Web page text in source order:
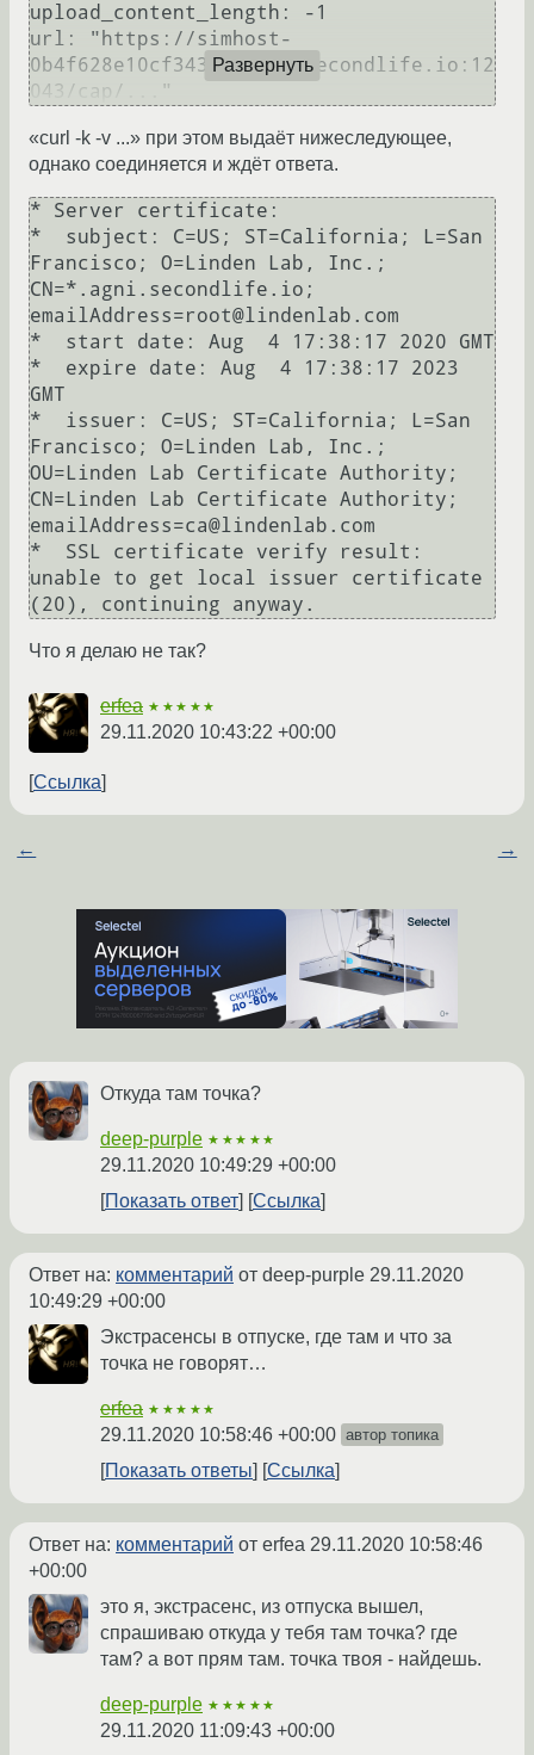
upload_content_length: -1
url: "https://simhost-
0b4f628e10cf343f9.agni.secondlife.io:12
043/cap/..."
Развернуть
«curl -k -v ...» при этом выдаёт нижеследующее,
однако соединяется и ждёт ответа.
* Server certificate:
*  subject: C=US; ST=California; L=San
Francisco; O=Linden Lab, Inc.;
CN=*.agni.secondlife.io;
emailAddress=root@lindenlab.com
*  start date: Aug  4 17:38:17 2020 GMT
*  expire date: Aug  4 17:38:17 2023
GMT
*  issuer: C=US; ST=California; L=San
Francisco; O=Linden Lab, Inc.;
OU=Linden Lab Certificate Authority;
CN=Linden Lab Certificate Authority;
emailAddress=ca@lindenlab.com
*  SSL certificate verify result:
unable to get local issuer certificate
(20), continuing anyway.
Что я делаю не так?
erfea ★★★★★
29.11.2020 10:43:22 +00:00
Ссылка
← →
Откуда там точка?
deep-purple ★★★★★
29.11.2020 10:49:29 +00:00
Показать ответ
Ссылка
Ответ на: комментарий от deep-purple 29.11.2020
10:49:29 +00:00
Экстрасенсы в отпуске, где там и что за
точка не говорят…
erfea ★★★★★
29.11.2020 10:58:46 +00:00 автор топика
Показать ответы Ссылка
Ответ на: комментарий от erfea 29.11.2020 10:58:46
+00:00
это я, экстрасенс, из отпуска вышел,
спрашиваю откуда у тебя там точка? где
там? а вот прям там. точка твоя - найдешь.
deep-purple ★★★★★
29.11.2020 11:09:43 +00:00